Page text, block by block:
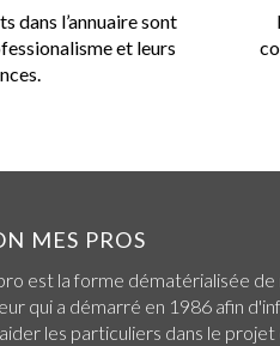
dans l’annuaire sont
et leurs
MES PROS
est la forme dématérialisée
qui a démarré en 1986 afin
les particuliers dans le projet